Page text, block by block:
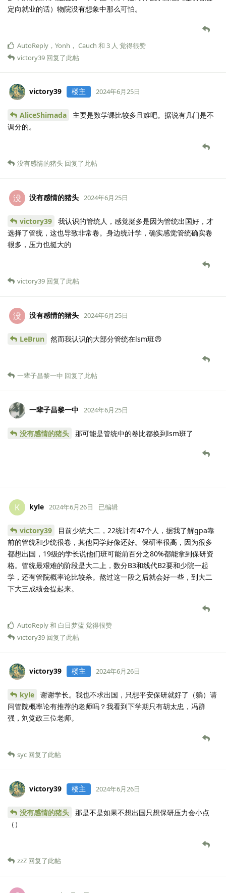
定向就业的话）物院没有想象中那么可怕。
AutoReply ， Yonh ， Cauch 和 3 人 觉得很赞
victory39 回复了此帖
victory39 楼主 2024年6月25日
AliceShimada
主要是数学课比较多且难吧。据说有几门是不
调分的。
没有感情的猪头 回复了此帖
没 没有感情的猪头 2024年6月25日
victory39
我认识的管统人，感觉挺多是因为管统出国好，才
选择了管统，这也导致非常卷。身边统计学，确实感觉管统确实卷
很多，压力也挺大的
victory39 回复了此帖
没 没有感情的猪头 2024年6月25日
LeBrun 然而我认识的大部分管统在lsm班😠
一辈子昌黎一中 回复了此帖
一辈子昌黎一中 2024年6月25日
没有感情的猪头 那可能是管统中的卷比都换到lsm班了
K kyle 2024年6月26日 已编辑
victory39
目前少统大二，22统计有47个人，据我了解gpa靠
前的管统和少统很卷，其他同学好像还好。保研率很高，因为很多
都想出国，19级的学长说他们班可能前百分之80%都能拿到保研资
格。管统最艰难的阶段是大二上，数分B3和线代B2要和少院一起
学，还有管院概率论比较杀。熬过这一段之后就会好一些，到大二
下大三成绩会提起来。
AutoReply和 白日梦蓝觉得很赞
victory39 回复了此帖
victory39 楼主 2024年6月26日
kyle
谢谢学长。我也不求出国，只想平安保研就好了（躺）请
问管院概率论有推荐的老师吗？我看到下学期只有胡太忠，冯群
强，刘党政三位老师。
syc 回复了此帖
victory39 楼主 2024年6月26日
没有感情的猪头
那是不是如果不想出国只想保研压力会小点
（）
zzZ 回复了此帖